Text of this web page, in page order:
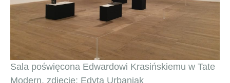
Sala poświęcona Edwardowi Krasińskiemu w Tate
Modern, zdjęcie: Edyta Urbaniak